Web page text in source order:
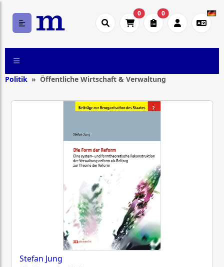
0 0
Politik Öffentliche Wirtschaft & Verwaltung
Stefan Jung